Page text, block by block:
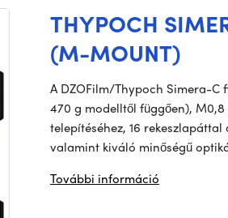
THYPOCH
(M-MOUNT)
A DZOFilm/Thypoch Simera-C
470 g modelltől függően), M0,8
telepítéséhez, 16
valamint kiváló minőségű
További információ